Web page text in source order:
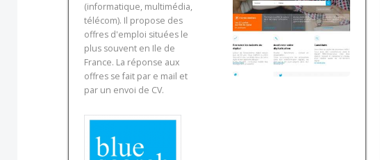
(informatique, multimédia,
télécom). Il propose des
offres d'emploi situées le
plus souvent en Ile de
France. La réponse aux
offres se fait par e mail et
par un envoi de CV.